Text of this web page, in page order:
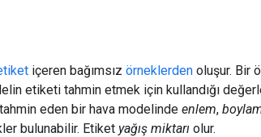
içeren bağımsız örneklerden oluşur. Bir
etiketi tahmin etmek için kullandığı
eden bir hava modelinde enlem,
bulunabilir. Etiket yağış miktarı olur.